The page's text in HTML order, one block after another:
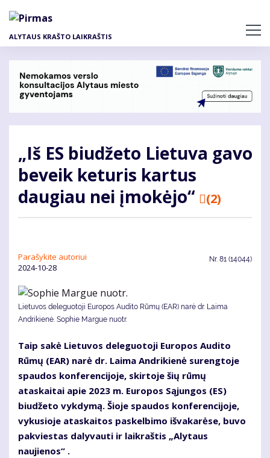
pagrindinį
ALYTAUS KRAŠTO LAIKRAŠTIS
„Iš ES biudžeto Lietuva gavo
beveik keturis kartus
daugiau nei įmokėjo“
(2)
Parašykite autoriui
2024-10-28
Nr. 81 (14044)
Lietuvos deleguotoji Europos Audito Rūmų (EAR) narė dr. Laima
Andrikienė. Sophie Margue nuotr.
Taip sakė Lietuvos deleguotoji Europos Audito
Rūmų (EAR) narė dr. Laima Andrikienė surengtoje
spaudos konferencijoje, skirtoje šių rūmų
ataskaitai apie 2023 m. Europos Sąjungos (ES)
biudžeto vykdymą. Šioje spaudos konferencijoje,
vykusioje ataskaitos paskelbimo išvakarėse, buvo
pakviestas dalyvauti ir laikraštis „Alytaus
naujienos“ .